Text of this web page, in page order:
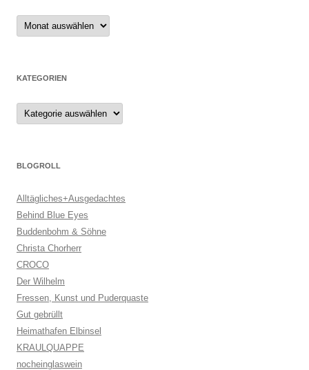
Archiv
KATEGORIEN
Kategorien
BLOGROLL
Alltägliches+Ausgedachtes
Behind Blue Eyes
Buddenbohm & Söhne
Christa Chorherr
CROCO
Der Wilhelm
Fressen, Kunst und Puderquaste
Gut gebrüllt
Heimathafen Elbinsel
KRAULQUAPPE
nocheinglaswein